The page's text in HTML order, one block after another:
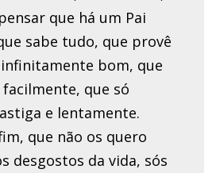
que há um Pai
sabe tudo, que provê
bom, que
que só
e lentamente.
que não os quero
desgostos da vida, sós